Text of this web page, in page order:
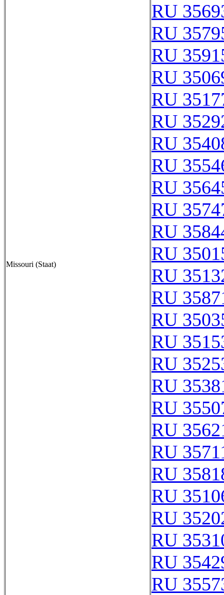
Missouri (Staat)
RU
RU
RU
RU
RU
RU
RU
RU
RU
RU
RU
RU
RU
RU
RU
RU
RU
RU
RU
RU
RU
RU
RU
RU
RU
RU
RU